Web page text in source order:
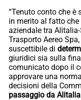
“Tenuto conto che è
in merito al fatto
aziendale tra
Trasporto Aereo
suscettibile di
giuridici sia sulla
comunicato dopo il
approvare una
decisioni della
passaggio da